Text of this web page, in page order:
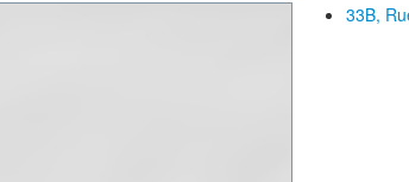
33B,